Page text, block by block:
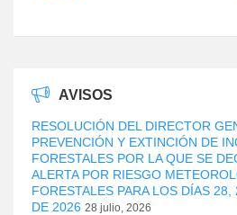
AVISOS
RESOLUCIÓN DEL DIRECTOR
PREVENCIÓN Y EXTINCIÓN DE
FORESTALES POR LA QUE SE
ALERTA POR RIESGO
FORESTALES PARA LOS DÍAS
DE 2026 28 julio, 2026